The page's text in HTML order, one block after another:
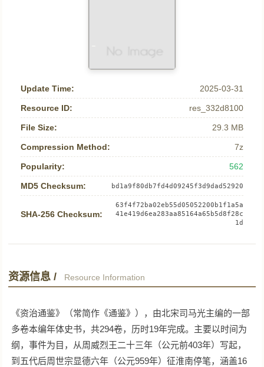
Update Time: 2025-03-31
Resource ID: res_332d8100
File Size: 29.3 MB
Compression Method: 7z
Popularity: 562
MD5 Checksum: bd1a9f80db7fd4d09245f3d9dad52920
SHA-256 Checksum:
63f4f72ba02eb55d05052200b1f1a5a
41e419d6ea283aa85164a65b5d8f28c
1d
资源信息 / Resource Information
《资治通鉴》（常简作《通鉴》），由北宋司马光主编的一部
多卷本编年体史书，共294卷，历时19年完成。主要以时间为
纲，事件为目，从周威烈王二十三年（公元前403年）写起，
到五代后周世宗显德六年（公元959年）征淮南停笔，涵盖16